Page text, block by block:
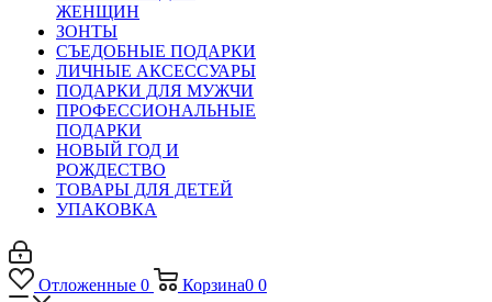
ЖЕНЩИН
ЗОНТЫ
СЪЕДОБНЫЕ ПОДАРКИ
ЛИЧНЫЕ АКСЕССУАРЫ
ПОДАРКИ ДЛЯ МУЖЧИ
ПРОФЕССИОНАЛЬНЫЕ
ПОДАРКИ
НОВЫЙ ГОД И
РОЖДЕСТВО
ТОВАРЫ ДЛЯ ДЕТЕЙ
УПАКОВКА
Отложенные 0 Корзина0 0